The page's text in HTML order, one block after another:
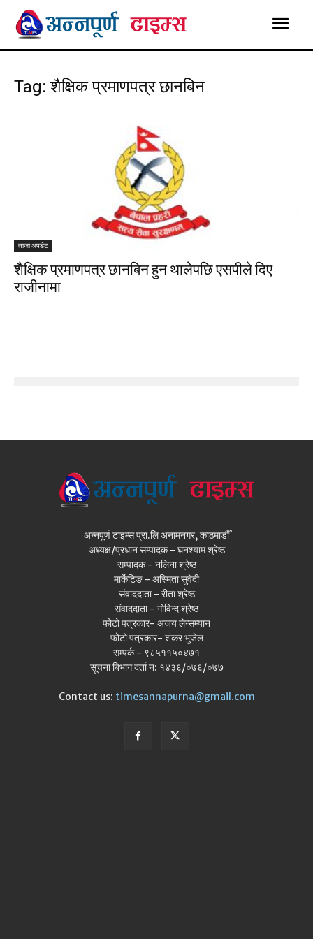
Tag: शैक्षिक प्रमाणपत्र छानबिन
ताजा अपडेट
शैक्षिक प्रमाणपत्र छानबिन हुन थालेपछि एसपीले दिए
राजीनामा
अन्नपूर्ण टाइम्स प्रा.लि अनामनगर, काठमाडौँ
अध्यक्ष/प्रधान सम्पादक - घनश्याम श्रेष्ठ
सम्पादक - नलिना श्रेष्ठ
मार्केटिङ - अस्मिता सुवेदी
संवाददाता - रीता श्रेष्ठ
संवाददाता - गोविन्द श्रेष्ठ
फोटो पत्रकार- अजय लेन्सम्यान
फोटो पत्रकार- शंकर भुजेल
सम्पर्क - ९८५११५०४७१
सूचना बिभाग दर्ता न: १४३६/०७६/०७७
Contact us: timesannapurna@gmail.com